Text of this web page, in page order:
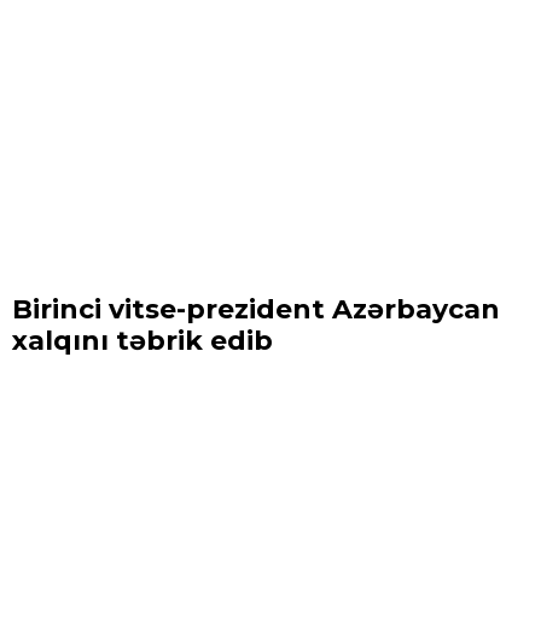
Birinci vitse-prezident Azərbaycan
xalqını təbrik edib